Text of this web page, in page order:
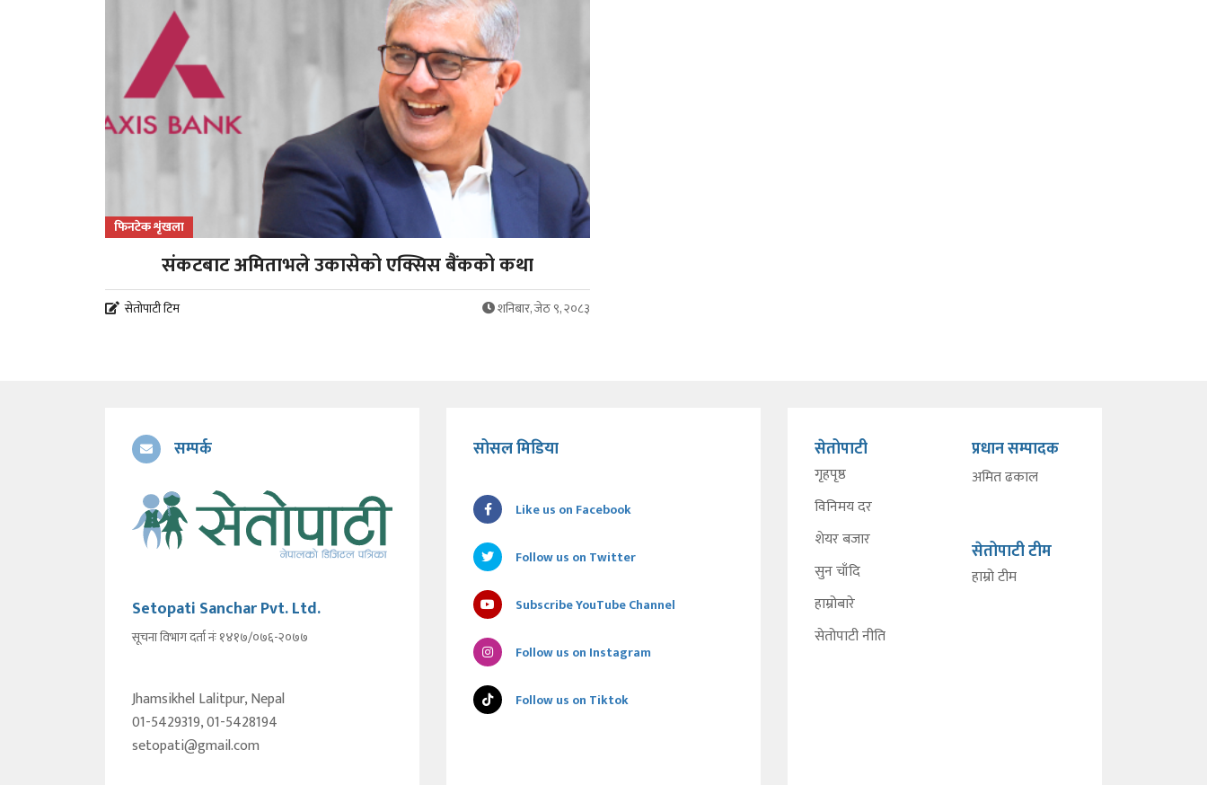
फिनटेक शृंखला
संकटबाट अमिताभले उकासेको एक्सिस बैंकको कथा
सेतोपाटी टिम शनिबार, जेठ ९, २०८३
सम्पर्क
Setopati Sanchar Pvt. Ltd.
सूचना विभाग दर्ता नंः १४१७/०७६-२०७७
Jhamsikhel Lalitpur, Nepal
01-5429319, 01-5428194
setopati@gmail.com
सोसल मिडिया
Like us on Facebook
Follow us on Twitter
Subscribe YouTube Channel
Follow us on Instagram
Follow us on Tiktok
सेतोपाटी
गृहपृष्ठ
विनिमय दर
शेयर बजार
सुन चाँदि
हाम्रोबारे
सेतोपाटी नीति
प्रधान सम्पादक
अमित ढकाल
सेतोपाटी टीम
हाम्रो टीम